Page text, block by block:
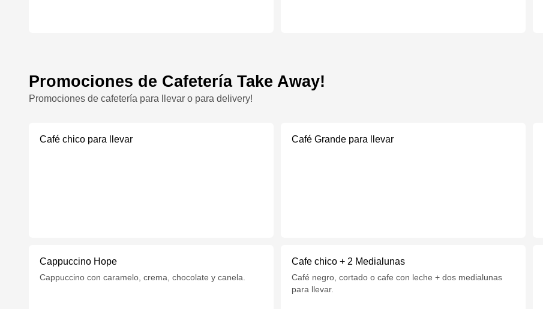
Promociones de Cafetería Take Away!
Promociones de cafetería para llevar o para delivery!
Café chico para llevar Café Grande para llevar
Cappuccino Hope
Cappuccino con caramelo, crema, chocolate y canela.
Cafe chico + 2 Medialunas
Café negro, cortado o cafe con leche + dos medialunas
para llevar.